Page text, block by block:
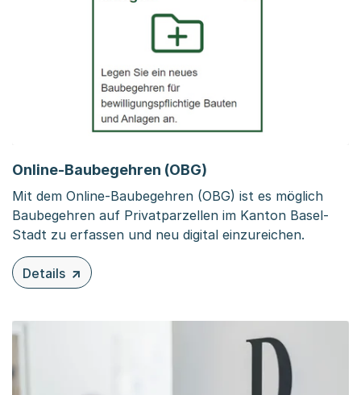
Online-Baubegehren (OBG)
Mit dem Online-Baubegehren (OBG) ist es möglich
Baubegehren auf Privatparzellen im Kanton Basel-
Stadt zu erfassen und neu digital einzureichen.
Details
zu diesem Inhalt: Online-Baubegehren (OBG)